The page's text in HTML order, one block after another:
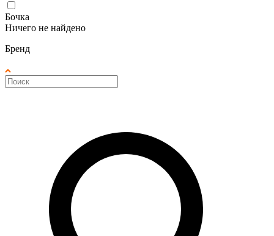
Бочка
Ничего не найдено
Бренд